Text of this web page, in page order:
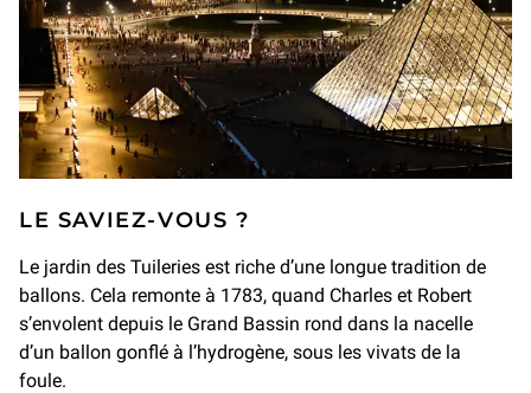
LE SAVIEZ-VOUS ?
Le jardin des Tuileries est riche d’une longue tradition de
ballons. Cela remonte à 1783, quand Charles et Robert
s’envolent depuis le Grand Bassin rond dans la nacelle
d’un ballon gonflé à l’hydrogène, sous les vivats de la
foule.